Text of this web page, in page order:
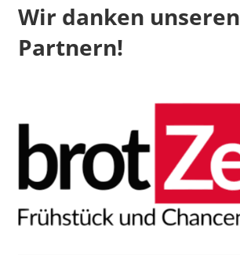
Wir danken unseren
Partnern!